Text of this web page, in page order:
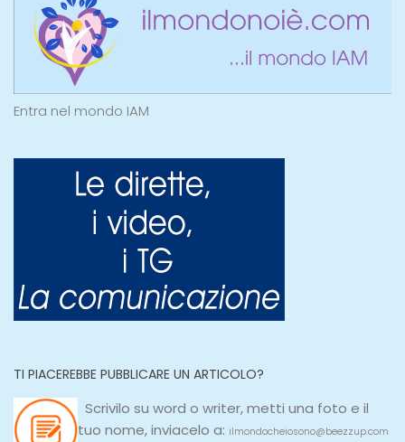
Entra nel mondo IAM
TI PIACEREBBE PUBBLICARE UN ARTICOLO?
Scrivilo su word o writer, metti una foto e il
tuo nome, inviacelo a: ilmondocheiosono@beezzup.com